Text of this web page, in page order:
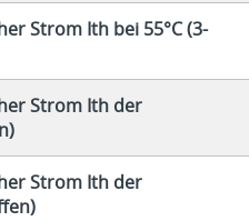
Strom Ith bei 55°C (3-
Strom Ith der
Strom Ith der